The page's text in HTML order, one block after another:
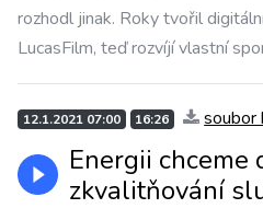
rozhodl jinak. Roky tvořil
LucasFilm, teď rozvíjí vlastní
12.1.2021 07:00 16:26 soubor
Energii chceme
zkvalitňování